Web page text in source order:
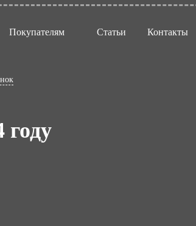
Покупателям Статьи Контакты
году